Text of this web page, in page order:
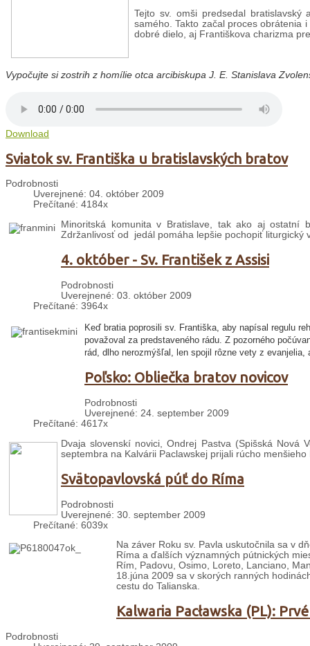
Tejto sv. omši predsedal
samého. Takto začal proces obrátenia
dobré dielo, aj Františkova charizma
Vypočujte si zostrih z homílie otca arcibiskupa J. E. Stanislava
Download
Sviatok sv. Františka u bratislavských bratov
Podrobnosti
Uverejnené: 04. október 2009
Prečítané: 4184x
Minoritská komunita v Bratislave, tak ako aj ostatní
Zdržanlivosť od jedál pomáha lepšie pochopiť liturgický
4. október - Sv. František z Assisi
Podrobnosti
Uverejnené: 03. október 2009
Prečítané: 3964x
Keď bratia poprosili sv. Františka, aby napísal regulu
považoval za predstaveného rádu. Z pozorného
rád, dlho nerozmýšľal, len spojil rôzne vety z evanjelia,
Poľsko: Obliečka bratov novicov
Podrobnosti
Uverejnené: 24. september 2009
Prečítané: 4617x
Dvaja slovenskí novici, Ondrej Pastva (Spišská
septembra na Kalvárii Paclawskej prijali rúcho menšieho
Svätopavlovská púť do Ríma
Podrobnosti
Uverejnené: 30. september 2009
Prečítané: 6039x
Na záver Roku sv. Pavla uskutočnila sa v
Ríma a ďalších významných pútnických
Rím, Padovu, Osimo, Loreto, Lanciano,
18.júna 2009 sa v skorých ranných
cestu do Talianska.
Kalwaria Pacławska (PL):
Podrobnosti